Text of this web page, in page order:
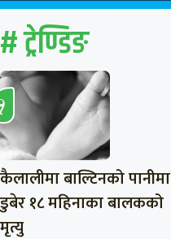
# ट्रेण्डिङ
कैलालीमा बाल्टिनको पानीमा
डुबेर १८ महिनाका बालकको
मृत्यु